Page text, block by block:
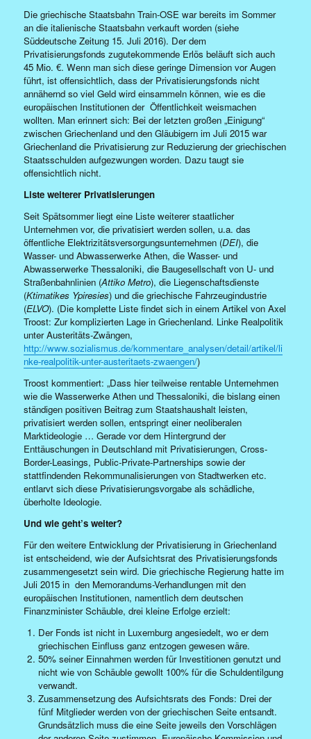
Die griechische Staatsbahn Train-OSE war bereits im Sommer
an die italienische Staatsbahn verkauft worden (siehe
Süddeutsche Zeitung 15. Juli 2016). Der dem
Privatisierungsfonds zugutekommende Erlös beläuft sich auch
45 Mio. €. Wenn man sich diese geringe Dimension vor Augen
führt, ist offensichtlich, dass der Privatisierungsfonds nicht
annähernd so viel Geld wird einsammeln können, wie es die
europäischen Institutionen der Öffentlichkeit weismachen
wollten. Man erinnert sich: Bei der letzten großen „Einigung“
zwischen Griechenland und den Gläubigern im Juli 2015 war
Griechenland die Privatisierung zur Reduzierung der griechischen
Staatsschulden aufgezwungen worden. Dazu taugt sie
offensichtlich nicht.
Liste weiterer Privatisierungen
Seit Spätsommer liegt eine Liste weiterer staatlicher
Unternehmen vor, die privatisiert werden sollen, u.a. das
öffentliche Elektrizitätsversorgungsunternehmen (DEI), die
Wasser- und Abwasserwerke Athen, die Wasser- und
Abwasserwerke Thessaloniki, die Baugesellschaft von U- und
Straßenbahnlinien (Attiko Metro), die Liegenschaftsdienste
(Ktimatikes Ypiresies) und die griechische Fahrzeugindustrie
(ELVO). (Die komplette Liste findet sich in einem Artikel von Axel
Troost: Zur komplizierten Lage in Griechenland. Linke Realpolitik
unter Austeritäts-Zwängen,
http://www.sozialismus.de/kommentare_analysen/detail/artikel/li
nke-realpolitik-unter-austeritaets-zwaengen/)
Troost kommentiert: „Dass hier teilweise rentable Unternehmen
wie die Wasserwerke Athen und Thessaloniki, die bislang einen
ständigen positiven Beitrag zum Staatshaushalt leisten,
privatisiert werden sollen, entspringt einer neoliberalen
Marktideologie … Gerade vor dem Hintergrund der
Enttäuschungen in Deutschland mit Privatisierungen, Cross-
Border-Leasings, Public-Private-Partnerships sowie der
stattfindenden Rekommunalisierungen von Stadtwerken etc.
entlarvt sich diese Privatisierungsvorgabe als schädliche,
überholte Ideologie.
Und wie geht’s weiter?
Für den weitere Entwicklung der Privatisierung in Griechenland
ist entscheidend, wie der Aufsichtsrat des Privatisierungsfonds
zusammengesetzt sein wird. Die griechische Regierung hatte im
Juli 2015 in den Memorandums-Verhandlungen mit den
europäischen Institutionen, namentlich dem deutschen
Finanzminister Schäuble, drei kleine Erfolge erzielt:
Der Fonds ist nicht in Luxemburg angesiedelt, wo er dem
griechischen Einfluss ganz entzogen gewesen wäre.
50% seiner Einnahmen werden für Investitionen genutzt und
nicht wie von Schäuble gewollt 100% für die Schuldentilgung
verwandt.
Zusammensetzung des Aufsichtsrats des Fonds: Drei der
fünf Mitglieder werden von der griechischen Seite entsandt.
Grundsätzlich muss die eine Seite jeweils den Vorschlägen